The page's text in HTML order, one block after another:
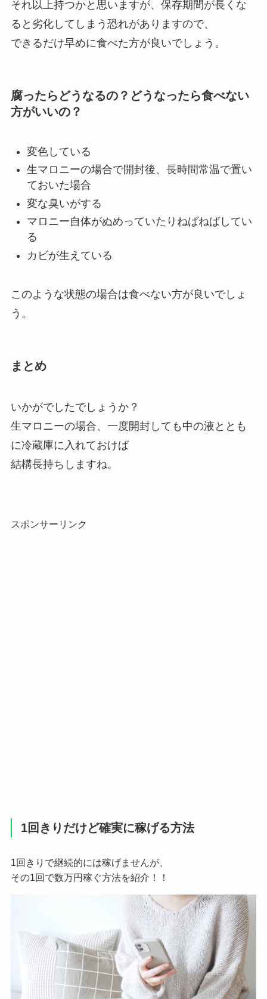
それ以上持つかと思いますが、保存期間が長くな
ると劣化してしまう恐れがありますので、
できるだけ早めに食べた方が良いでしょう。
腐ったらどうなるの？どうなったら食べない
方がいいの？
変色している
生マロニーの場合で開封後、長時間常温で置い
ておいた場合
変な臭いがする
マロニー自体がぬめっていたりねばねばしてい
る
カビが生えている
このような状態の場合は食べない方が良いでしょ
う。
まとめ
いかがでしたでしょうか？
生マロニーの場合、一度開封しても中の液ととも
に冷蔵庫に入れておけば
結構長持ちしますね。
スポンサーリンク
1回きりだけど確実に稼げる方法
1回きりで継続的には稼げませんが、
その1回で数万円稼ぐ方法を紹介！！